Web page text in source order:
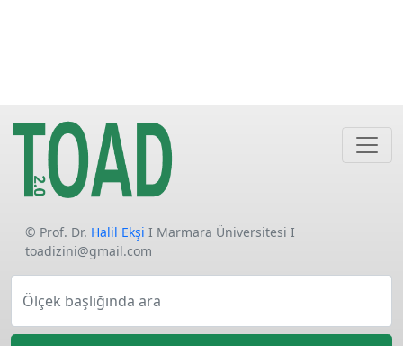
© Prof. Dr. Halil Ekşi I Marmara Üniversitesi I
toadizini@gmail.com
Ölçek başlığında ara